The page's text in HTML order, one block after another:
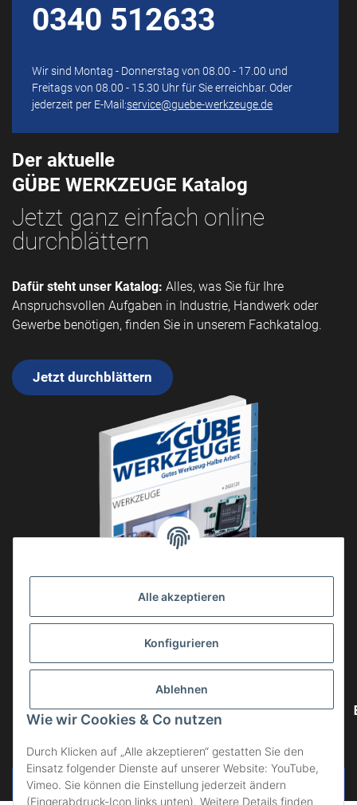
Alle akzeptieren
Konfigurieren
Ablehnen
Wie wir Cookies & Co nutzen
Durch Klicken auf „Alle akzeptieren“ gestatten Sie den
Einsatz folgender Dienste auf unserer Website: YouTube,
Vimeo. Sie können die Einstellung jederzeit ändern
(Fingerabdruck-Icon links unten). Weitere Details finden
0340 512633
Wir sind Montag - Donnerstag von 08.00 - 17.00 und
Freitags von 08.00 - 15.30 Uhr für Sie erreichbar. Oder
jederzeit per E-Mail:service@guebe-werkzeuge.de
Der aktuelle
GÜBE WERKZEUGE Katalog
Jetzt ganz einfach online
durchblättern
Dafür steht unser Katalog: Alles, was Sie für Ihre
Anspruchsvollen Aufgaben in Industrie, Handwerk oder
Gewerbe benötigen, finden Sie in unserem Fachkatalog.
Jetzt durchblättern
Vertrag widerrufen